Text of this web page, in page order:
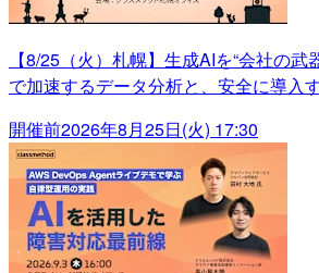
【8/25（火）札幌】生成AIを“会社の武
で加速するデータ分析と、安全に導入
開催前2026年8月25日(火) 17:30